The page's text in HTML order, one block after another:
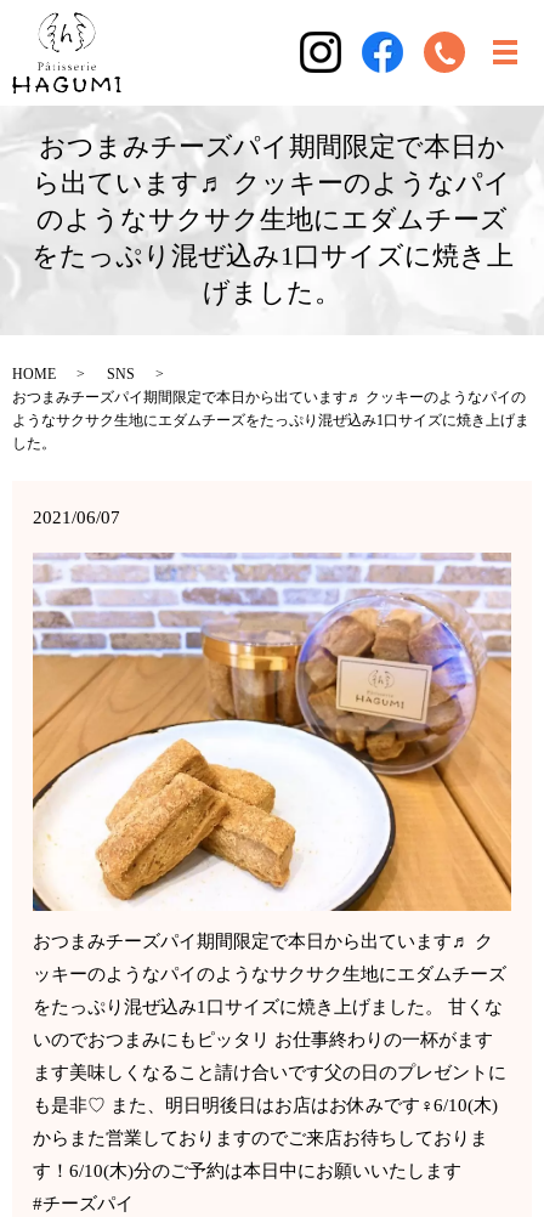
おつまみチーズパイ期間限定で本日か
ら出ています♬ クッキーのようなパイ
のようなサクサク生地にエダムチーズ
をたっぷり混ぜ込み1口サイズに焼き上
げました。
HOME
SNS
おつまみチーズパイ期間限定で本日から出ています♬ クッキーのようなパイの
ようなサクサク生地にエダムチーズをたっぷり混ぜ込み1口サイズに焼き上げま
した。
2021/06/07
おつまみチーズパイ期間限定で本日から出ています♬ ク
ッキーのようなパイのようなサクサク生地にエダムチーズ
をたっぷり混ぜ込み1口サイズに焼き上げました。 甘くな
いのでおつまみにもピッタリ お仕事終わりの一杯がます
ます美味しくなること請け合いです父の日のプレゼントに
も是非♡ また、明日明後日はお店はお休みです‍♀️6/10(木)
からまた営業しておりますのでご来店お待ちしておりま
す！6/10(木)分のご予約は本日中にお願いいたします
#チーズパイ